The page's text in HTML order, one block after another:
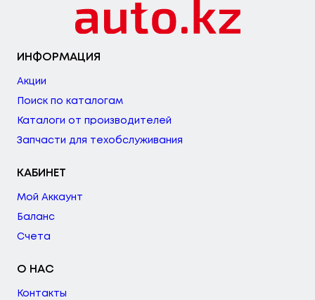
ИНФОРМАЦИЯ
Акции
Поиск по каталогам
Каталоги от производителей
Запчасти для техобслуживания
КАБИНЕТ
Мой Аккаунт
Баланс
Счета
О НАС
Контакты